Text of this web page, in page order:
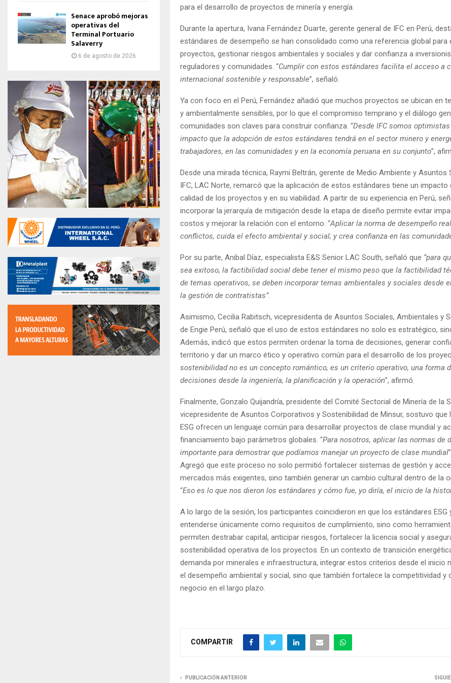
para el desarrollo de proyectos de minería y energía.
Durante la apertura, Ivana Fernández Duarte, gerente general de IFC en Perú,
estándares de desempeño se han consolidado como una referencia global para
proyectos, gestionar riesgos ambientales y sociales y dar confianza a
reguladores y comunidades. “Cumplir con estos estándares facilita el acceso a
internacional sostenible y responsable”, señaló.
Ya con foco en el Perú, Fernández añadió que muchos proyectos se ubican en
y ambientalmente sensibles, por lo que el compromiso temprano y el diálogo
comunidades son claves para construir confianza. “Desde IFC somos
impacto que la adopción de estos estándares tendrá en el sector minero y
trabajadores, en las comunidades y en la economía peruana en su conjunto”,
Desde una mirada técnica, Raymi Beltrán, gerente de Medio Ambiente y Asuntos
IFC, LAC Norte, remarcó que la aplicación de estos estándares tiene un
calidad de los proyectos y en su viabilidad. A partir de su experiencia en Perú,
incorporar la jerarquía de mitigación desde la etapa de diseño permite evitar
costos y mejorar la relación con el entorno. “Aplicar la norma de desempeño
conflictos, cuida el efecto ambiental y social; y crea confianza en las
Por su parte, Anibal Díaz, especialista E&S Senior LAC South, señaló que “para
sea exitoso, la factibilidad social debe tener el mismo peso que la factibilidad
de temas operativos, se deben incorporar temas ambientales y sociales desde
la gestión de contratistas”.
Asimismo, Cecilia Rabitsch, vicepresidenta de Asuntos Sociales, Ambientales y
de Engie Perú, señaló que el uso de estos estándares no solo es estratégico,
Además, indicó que estos permiten ordenar la toma de decisiones, generar
territorio y dar un marco ético y operativo común para el desarrollo de los
sostenibilidad no es un concepto romántico, es un criterio operativo, una forma
decisiones desde la ingeniería, la planificación y la operación”, afirmó.
Finalmente, Gonzalo Quijandría, presidente del Comité Sectorial de Minería de la
vicepresidente de Asuntos Corporativos y Sostenibilidad de Minsur, sostuvo que
ESG ofrecen un lenguaje común para desarrollar proyectos de clase mundial y
financiamiento bajo parámetros globales. “Para nosotros, aplicar las normas de
importante para demostrar que podíamos manejar un proyecto de clase mundial
Agregó que este proceso no solo permitió fortalecer sistemas de gestión y
mercados más exigentes, sino también generar un cambio cultural dentro de la
“Eso es lo que nos dieron los estándares y cómo fue, yo diría, el inicio de la
A lo largo de la sesión, los participantes coincidieron en que los estándares ESG
entenderse únicamente como requisitos de cumplimiento, sino como
permiten destrabar capital, anticipar riesgos, fortalecer la licencia social y
sostenibilidad operativa de los proyectos. En un contexto de transición
demanda por minerales e infraestructura, integrar estos criterios desde el inicio
el desempeño ambiental y social, sino que también fortalece la competitividad y
negocio en el largo plazo.
COMPARTIR
PUBLICACIÓN ANTERIOR
Senace aprobó mejoras
operativas del
Terminal Portuario
Salaverry
6 de agosto de 2026